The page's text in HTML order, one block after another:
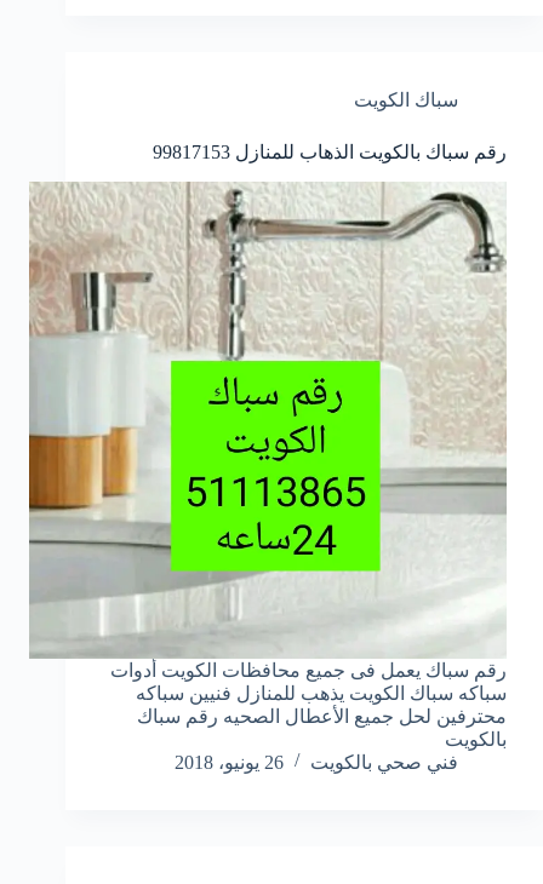
سباك الكويت
رقم سباك بالكويت الذهاب للمنازل 99817153
رقم سباك يعمل فى جميع محافظات الكويت أدوات
سباكه سباك الكويت يذهب للمنازل فنيين سباكه
محترفين لحل جميع الأعطال الصحيه رقم سباك
بالكويت
فني صحي بالكويت
26 يونيو، 2018